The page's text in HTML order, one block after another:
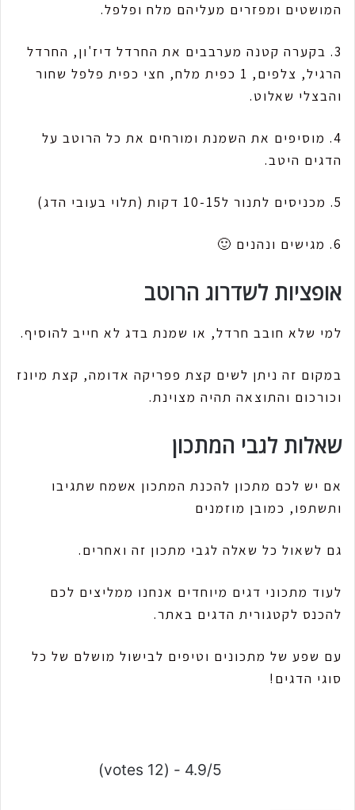
המושטים ומפזרים מעליהם מלח ופלפל.
3. בקערה קטנה מערבבים את החרדל דיז'ון, החרדל
הרגיל, צלפים, 1 כפית מלח, חצי כפית פלפל שחור
והבצלי שאלוט.
4. מוסיפים את השמנת ומורחים את כל הרוטב על
הדגים היטב.
5. מכניסים לתנור ל10-15 דקות (תלוי בעובי הדג)
6. מגישים ונהנים 🙂
אופציות לשדרוג הרוטב
למי שלא חובב חרדל, או שמנת בדג לא חייב להוסיף.
במקום זה ניתן לשים קצת פפריקה אדומה, קצת מיונז
וכורכום והתוצאה תהיה מצוינת.
שאלות לגבי המתכון
אם יש לכם מתכון להכנת המתכון אשמח שתגיבו
ותשתפו, כמובן מוזמנים
גם לשאול כל שאלה לגבי מתכון זה ואחרים.
לעוד מתכוני דגים מיוחדים אנחנו ממליצים לכם
להכנס לקטגורית הדגים באתר.
עם שפע של מתכונים וטיפים לבישול מושלם של כל
סוגי הדגים!
4.9/5 - (12 votes)